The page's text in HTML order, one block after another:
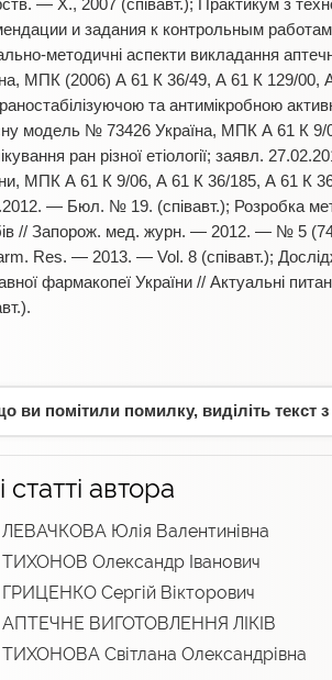
— Х., 2007 (співавт.); Практикум з
и задания к контрольным
методичні аспекти викладання
МПК (2006) А 61 К 36/49, А 61 К 129/00,
та антимікробною
модель № 73426 Україна, МПК А 61 К 9/
ран різної етіології; заявл.
МПК А 61 К 9/06, А 61 К 36/185, А 61 К
— Бюл. № 19. (співавт.); Розробка
// Запорож. мед. журн. — 2012. — № 5
Res. — 2013. — Vol. 8 (співавт.);
фармакопеї України // Актуальні
ви помітили помилку, виділіть текст
статті автора
ЛЕВАЧКОВА Юлія Валентинівна
ТИХОНОВ Олександр Іванович
ГРИЦЕНКО Сергій Вікторович
АПТЕЧНЕ ВИГОТОВЛЕННЯ ЛІКІВ
ТИХОНОВА Світлана Олександрівна